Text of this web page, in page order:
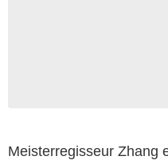
Meisterregisseur Zhang